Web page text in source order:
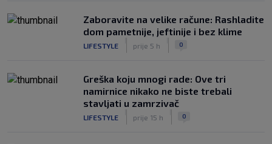
Zaboravite na velike račune: Rashladite
dom pametnije, jeftinije i bez klime
LIFESTYLE prije 5 h 0
Greška koju mnogi rade: Ove tri
namirnice nikako ne biste trebali
stavljati u zamrzivač
LIFESTYLE prije 15 h 0